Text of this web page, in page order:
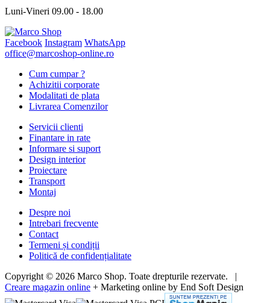
Luni-Vineri 09.00 - 18.00
Facebook Instagram WhatsApp
office@marcoshop-online.ro
Cum cumpar ?
Achizitii corporate
Modalitati de plata
Livrarea Comenzilor
Servicii clienti
Finantare in rate
Informare si suport
Design interior
Proiectare
Transport
Montaj
Despre noi
Intrebari frecvente
Contact
Termeni și condiții
Politică de confidențialitate
Copyright © 2026 Marco Shop. Toate drepturile rezervate. |
Creare magazin online + Marketing online by End Soft Design